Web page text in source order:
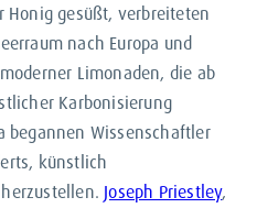
Honig gesüßt, verbreiteten
nach Europa und
Limonaden, die ab
Karbonisierung
begannen Wissenschaftler
künstlich
Joseph Priestley,